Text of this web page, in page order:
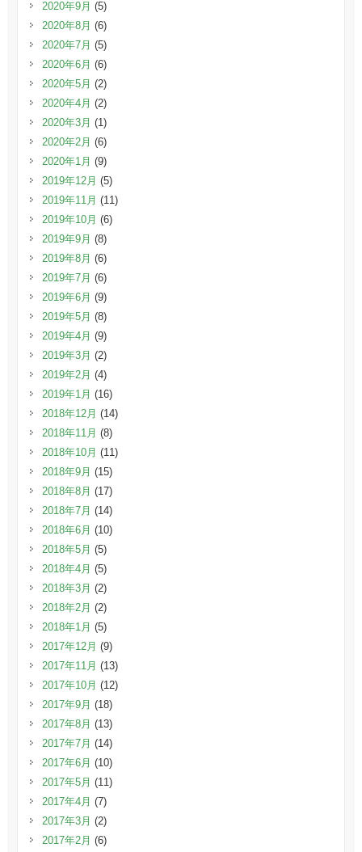
2020年9月 (5)
2020年8月 (6)
2020年7月 (5)
2020年6月 (6)
2020年5月 (2)
2020年4月 (2)
2020年3月 (1)
2020年2月 (6)
2020年1月 (9)
2019年12月 (5)
2019年11月 (11)
2019年10月 (6)
2019年9月 (8)
2019年8月 (6)
2019年7月 (6)
2019年6月 (9)
2019年5月 (8)
2019年4月 (9)
2019年3月 (2)
2019年2月 (4)
2019年1月 (16)
2018年12月 (14)
2018年11月 (8)
2018年10月 (11)
2018年9月 (15)
2018年8月 (17)
2018年7月 (14)
2018年6月 (10)
2018年5月 (5)
2018年4月 (5)
2018年3月 (2)
2018年2月 (2)
2018年1月 (5)
2017年12月 (9)
2017年11月 (13)
2017年10月 (12)
2017年9月 (18)
2017年8月 (13)
2017年7月 (14)
2017年6月 (10)
2017年5月 (11)
2017年4月 (7)
2017年3月 (2)
2017年2月 (6)